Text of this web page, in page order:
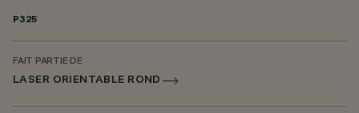
P325
FAIT PARTIE DE
LASER ORIENTABLE ROND